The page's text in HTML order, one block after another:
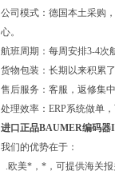
公司模式：德国本土采购
心。
航班周期：每周安排3-4次
货物包装：长期以来积累
售后服务：客服，返修集
处理效率：ERP系统做单
进口正品BAUMER编码器
我们的优势在于：
.欧美*，*，可提供海关